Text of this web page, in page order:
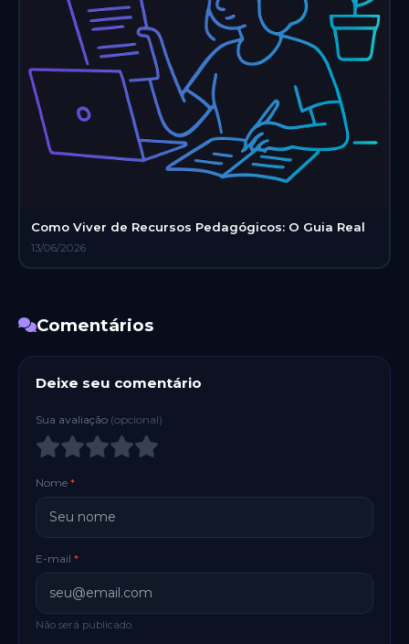
Como Viver de Recursos Pedagógicos: O Guia Real
13/06/2026
Comentários
Deixe seu comentário
Sua avaliação (opcional)
Nome *
E-mail *
Não será publicado.